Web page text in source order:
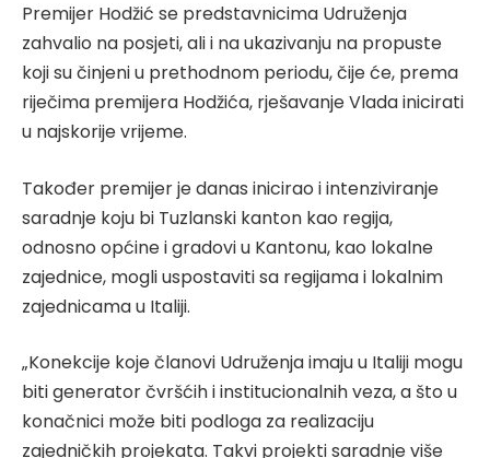
Premijer Hodžić se predstavnicima Udruženja
zahvalio na posjeti, ali i na ukazivanju na propuste
koji su činjeni u prethodnom periodu, čije će, prema
riječima premijera Hodžića, rješavanje Vlada inicirati
u najskorije vrijeme.
Također premijer je danas inicirao i intenziviranje
saradnje koju bi Tuzlanski kanton kao regija,
odnosno općine i gradovi u Kantonu, kao lokalne
zajednice, mogli uspostaviti sa regijama i lokalnim
zajednicama u Italiji.
„Konekcije koje članovi Udruženja imaju u Italiji mogu
biti generator čvršćih i institucionalnih veza, a što u
konačnici može biti podloga za realizaciju
zajedničkih projekata. Takvi projekti saradnje više